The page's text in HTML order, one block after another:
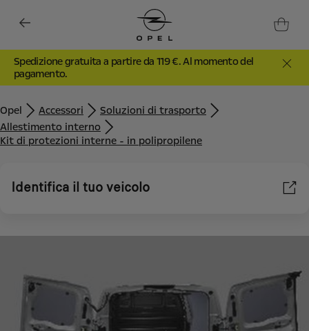
Spedizione gratuita a partire da 119 €. Al momento del
pagamento.
Opel Accessori
Soluzioni di trasporto
Allestimento interno
Kit di protezioni interne - in polipropilene
Identifica il tuo veicolo